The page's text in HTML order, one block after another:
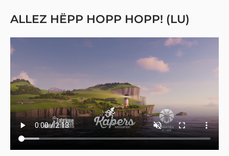
ALLEZ HËPP HOPP HOPP! (LU)